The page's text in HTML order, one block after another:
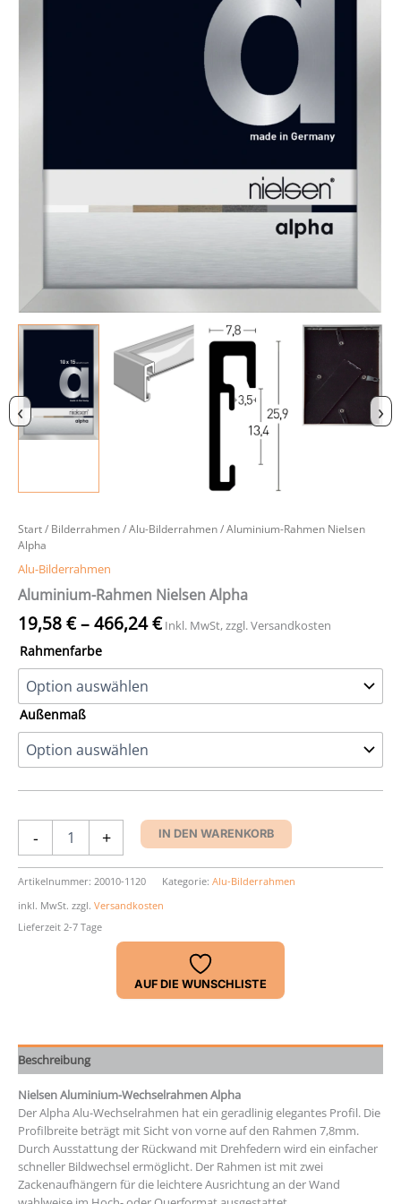
‹ ›
Start/ Bilderrahmen/Alu-Bilderrahmen/ Aluminium-Rahmen Nielsen
Alpha
Alu-Bilderrahmen
Aluminium-Rahmen Nielsen Alpha
19,58€–466,24€ Inkl. MwSt, zzgl. Versandkosten
Rahmenfarbe
Außenmaß
-
Rahmen
Nielsen
Alpha
Menge
+ IN DEN WARENKORB
Artikelnummer: 20010-1120 Kategorie: Alu-Bilderrahmen
inkl. MwSt. zzgl. Versandkosten
Lieferzeit 2-7 Tage
AUF DIE WUNSCHLISTE
Beschreibung
Nielsen Aluminium-Wechselrahmen Alpha
Der Alpha Alu-Wechselrahmen hat ein geradlinig elegantes Profil. Die
Profilbreite beträgt mit Sicht von vorne auf den Rahmen 7,8mm.
Durch Ausstattung der Rückwand mit Drehfedern wird ein einfacher
schneller Bildwechsel ermöglicht. Der Rahmen ist mit zwei
Zackenaufhängern für die leichtere Ausrichtung an der Wand